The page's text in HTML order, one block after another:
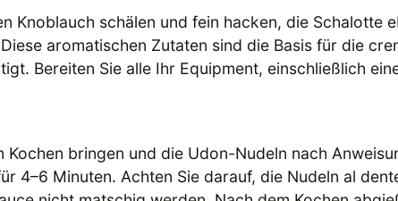
Knoblauch schälen und fein hacken, die Schalotte
aromatischen Zutaten sind die Basis für die
Bereiten Sie alle Ihr Equipment, einschließlich
Kochen bringen und die Udon-Nudeln nach
4–6 Minuten. Achten Sie darauf, die Nudeln al